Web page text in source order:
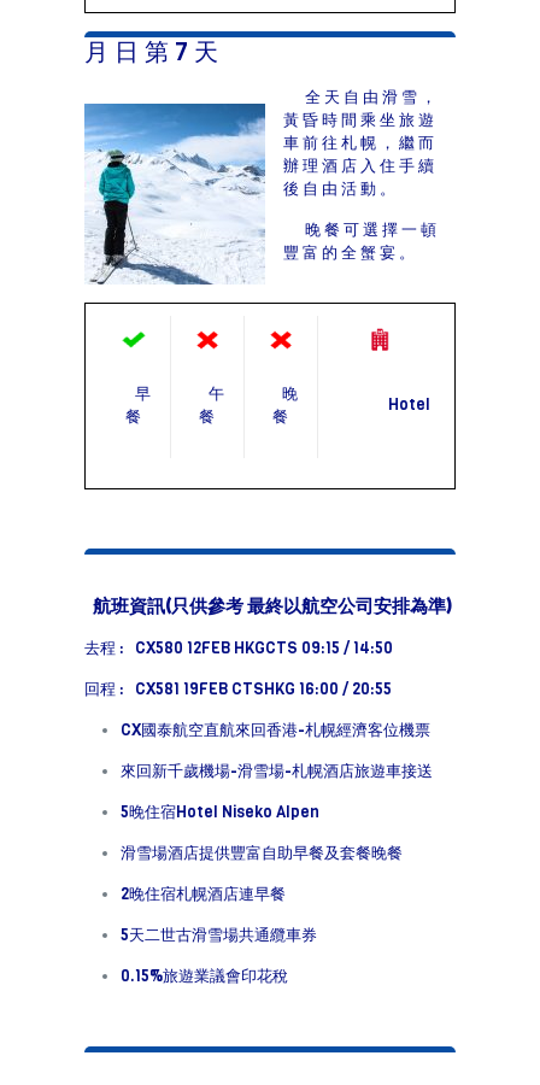
月 日 第 7 天
全天自由滑雪，
黃昏時間乘坐旅遊
車前往札幌，繼而
辦理酒店入住手續
後自由活動。
晚餐可選擇一頓
豐富的全蟹宴。
早
餐
午
餐
晚
餐
Hotel
航班資訊(只供參考 最終以航空公司安排為準)
去程 : CX580 12FEB HKGCTS 09:15 / 14:50
回程 : CX581 19FEB CTSHKG 16:00 / 20:55
CX國泰航空直航來回香港-札幌經濟客位機票
來回新千歲機場-滑雪場-札幌酒店旅遊車接送
5晚住宿Hotel Niseko Alpen
滑雪場酒店提供豐富自助早餐及套餐晚餐
2晚住宿札幌酒店連早餐
5天二世古滑雪場共通纜車券
0.15%旅遊業議會印花稅